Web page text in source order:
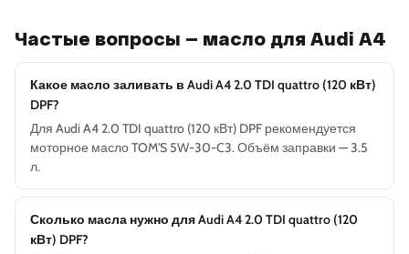
Частые вопросы — масло для Audi A4
Какое масло заливать в Audi A4 2.0 TDI quattro (120 кВт)
DPF?
Для Audi A4 2.0 TDI quattro (120 кВт) DPF рекомендуется
моторное масло TOM'S 5W-30-C3. Объём заправки — 3.5
л.
Сколько масла нужно для Audi A4 2.0 TDI quattro (120
кВт) DPF?